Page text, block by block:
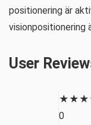
positionering är
visionpositionering
User
★ ★ ★
0